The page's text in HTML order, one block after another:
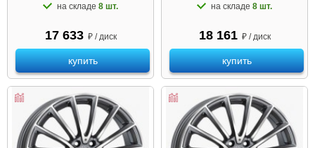
на складе 8 шт.
17 633 ₽ / диск
купить
на складе 8 шт.
18 161 ₽ / диск
купить